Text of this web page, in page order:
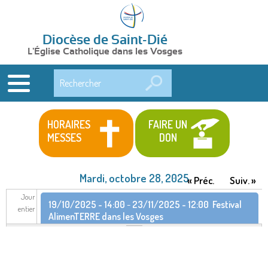
Diocèse de Saint-Dié
L'Église Catholique dans les Vosges
HORAIRES
MESSES
FAIRE UN
DON
Mardi, octobre 28, 2025« Préc. Suiv. »
Jour
entier
19/10/2025 - 14:00 - 23/11/2025 - 12:00 Festival
AlimenTERRE dans les Vosges